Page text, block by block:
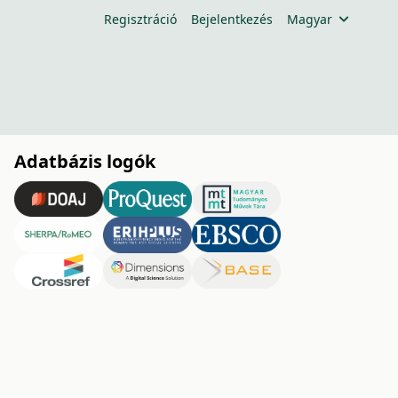
Regisztráció Bejelentkezés Magyar
Adatbázis logók